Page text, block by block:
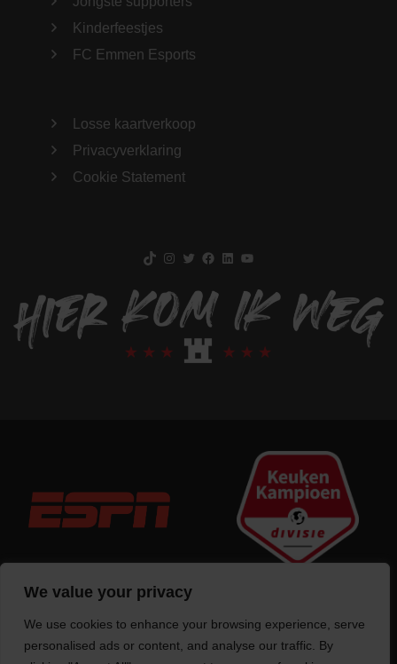
We value your privacy
We use cookies to enhance your browsing experience, serve
personalised ads or content, and analyse our traffic. By
Kinderfeestjes
FC Emmen Esports
Losse kaartverkoop
Privacyverklaring
Cookie Statement
Trotse bouwervan deze website